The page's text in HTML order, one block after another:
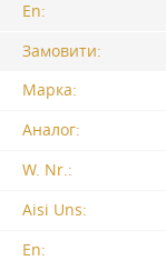
En:
Замовити:
Марка:
Аналог:
W. Nr.:
Aisi Uns:
En: